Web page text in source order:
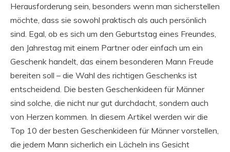
Herausforderung sein, besonders wenn man sicherstellen
möchte, dass sie sowohl praktisch als auch persönlich
sind. Egal, ob es sich um den Geburtstag eines Freundes,
den Jahrestag mit einem Partner oder einfach um ein
Geschenk handelt, das einem besonderen Mann Freude
bereiten soll – die Wahl des richtigen Geschenks ist
entscheidend. Die besten Geschenkideen für Männer
sind solche, die nicht nur gut durchdacht, sondern auch
von Herzen kommen. In diesem Artikel werden wir die
Top 10 der besten Geschenkideen für Männer vorstellen,
die jedem Mann sicherlich ein Lächeln ins Gesicht